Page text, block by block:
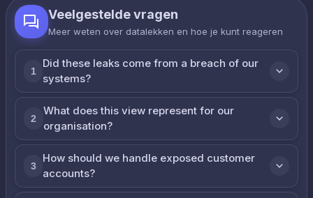
Veelgestelde vragen
Meer weten over datalekken en hoe je kunt reageren
1
Did these leaks come from a breach of our
systems?
2
What does this view represent for our
organisation?
3
How should we handle exposed customer
accounts?